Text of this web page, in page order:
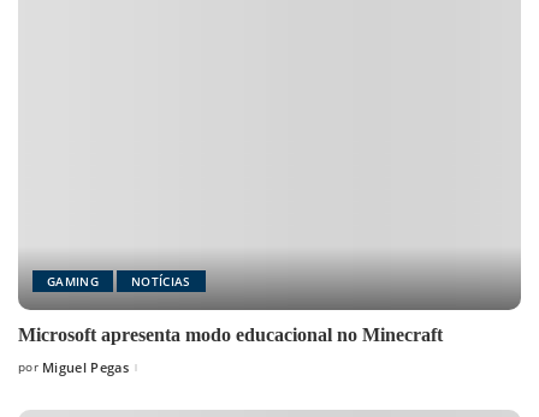
GAMING NOTÍCIAS
Microsoft apresenta modo educacional no Minecraft
Posted
por Miguel Pegas